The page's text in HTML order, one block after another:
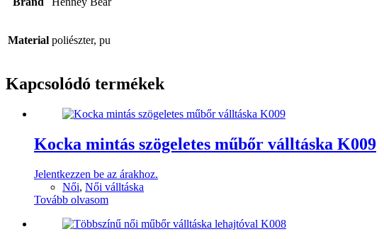
Material poliészter, pu
Kapcsolódó termékek
Kocka mintás szögeletes műbőr válltáska K009
Jelentkezzen be az árakhoz.
Női, Női válltáska
Tovább olvasom